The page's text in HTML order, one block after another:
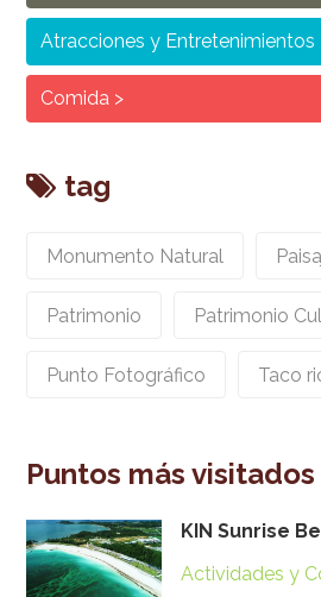
Atracciones y Entretenimientos
Comida
tag
Monumento Natural
Patrimonio Patrimonio
Punto Fotográfico Taco
Puntos más visitados
KIN Sunrise
Actividades y